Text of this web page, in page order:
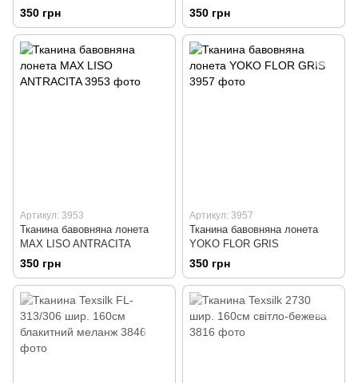
350 грн 350 грн
Артикул: 3953
Тканина бавовняна лонета
MAX LISO ANTRACITA
350 грн
Артикул: 3957
Тканина бавовняна лонета
YOKO FLOR GRIS
350 грн